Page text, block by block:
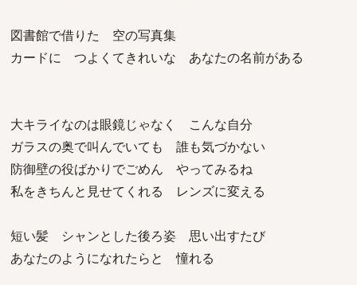
図書館で借りた 空の写真集
カードに つよくてきれいな あなたの名前がある
大キライなのは眼鏡じゃなく こんな自分
ガラスの奥で叫んでいても 誰も気づかない
防御壁の役ばかりでごめん やってみるね
私をきちんと見せてくれる レンズに変える
短い髪 シャンとした後ろ姿 思い出すたび
あなたのようになれたらと 憧れる